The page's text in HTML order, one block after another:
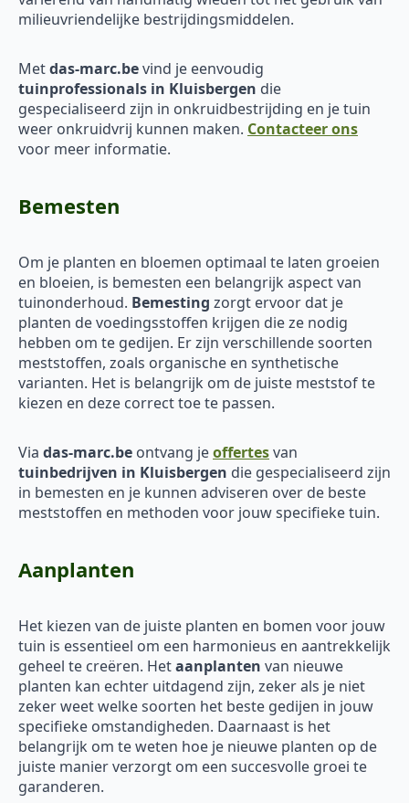
milieuvriendelijke bestrijdingsmiddelen.
Metdas-marc.bevind je eenvoudig
tuinprofessionals in Kluisbergen die
gespecialiseerd zijn in onkruidbestrijding en je tuin
weer onkruidvrij kunnen maken. Contacteer ons
voor meer informatie.
Bemesten
Om je planten en bloemen optimaal te laten groeien
en bloeien, is bemesten een belangrijk aspect van
tuinonderhoud. Bemesting zorgt ervoor dat je
planten de voedingsstoffen krijgen die ze nodig
hebben om te gedijen. Er zijn verschillende soorten
meststoffen, zoals organische en synthetische
varianten. Het is belangrijk om de juiste meststof te
kiezen en deze correct toe te passen.
Via das-marc.be ontvang jeoffertesvan
tuinbedrijven in Kluisbergen die gespecialiseerd zijn
in bemesten en je kunnen adviseren over de beste
meststoffen en methoden voor jouw specifieke tuin.
Aanplanten
Het kiezen van de juiste planten en bomen voor jouw
tuin is essentieel om een harmonieus en aantrekkelijk
geheel te creëren. Hetaanplanten van nieuwe
planten kan echter uitdagend zijn, zeker als je niet
zeker weet welke soorten het beste gedijen in jouw
specifieke omstandigheden. Daarnaast is het
belangrijk om te weten hoe je nieuwe planten op de
juiste manier verzorgt om een succesvolle groei te
garanderen.